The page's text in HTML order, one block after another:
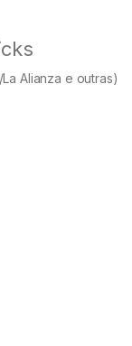
Alianza e outras)